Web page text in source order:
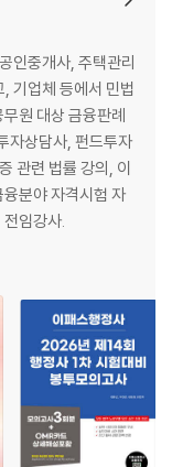
인중개사, 주택관리
기업체 등에서 민법
원 대상 금융판례
자상담사, 펀드투자
관련 법률 강의, 이
분야 자격시험 자
임강사.